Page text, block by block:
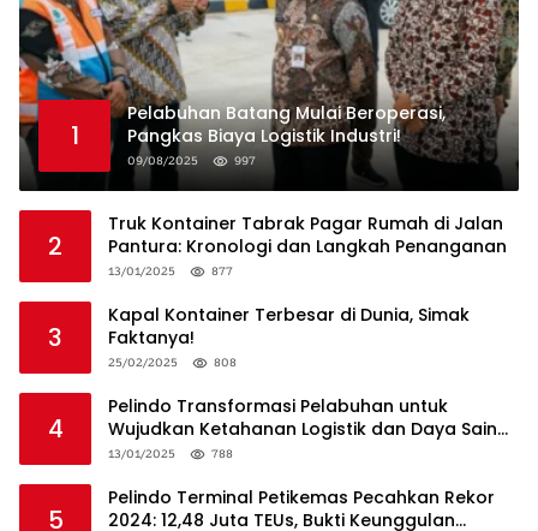
1
Pelabuhan Batang Mulai Beroperasi,
Pangkas Biaya Logistik Industri!
09/08/2025 997
2
Truk Kontainer Tabrak Pagar Rumah di Jalan
Pantura: Kronologi dan Langkah Penanganan
13/01/2025 877
3
Kapal Kontainer Terbesar di Dunia, Simak
Faktanya!
25/02/2025 808
4
Pelindo Transformasi Pelabuhan untuk
Wujudkan Ketahanan Logistik dan Daya Saing
Global
13/01/2025 788
5
Pelindo Terminal Petikemas Pecahkan Rekor
2024: 12,48 Juta TEUs, Bukti Keunggulan